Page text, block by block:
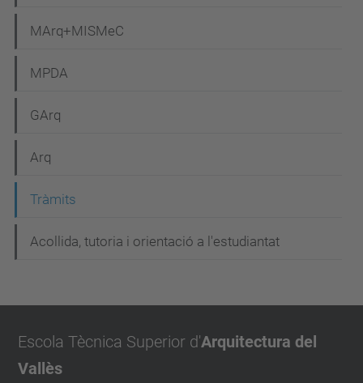
i
ó
MArq+MISMeC
MPDA
GArq
Arq
Tràmits
Acollida, tutoria i orientació a l'estudiantat
Escola Tècnica Superior d'Arquitectura del
Vallès